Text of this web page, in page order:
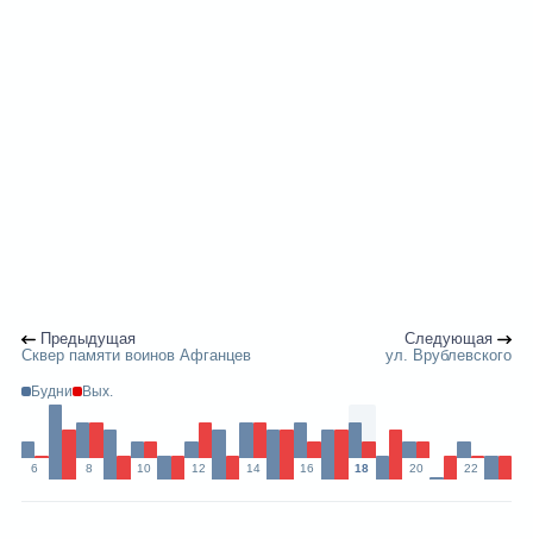
Предыдущая
Сквер памяти воинов Афганцев
Следующая
ул. Врублевского
Будни Вых.
6 8 10 12 14 16 18 20 22